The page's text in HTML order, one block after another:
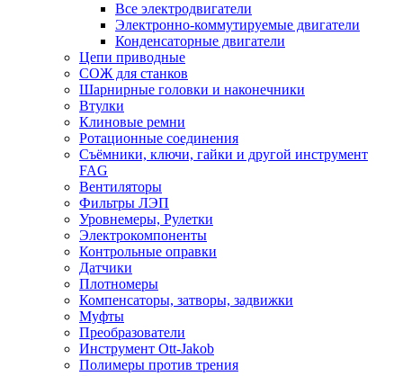
Все электродвигатели
Электронно-коммутируемые двигатели
Конденсаторные двигатели
Цепи приводные
СОЖ для станков
Шарнирные головки и наконечники
Втулки
Клиновые ремни
Ротационные соединения
Съёмники, ключи, гайки и другой инструмент
FAG
Вентиляторы
Фильтры ЛЭП
Уровнемеры, Рулетки
Электрокомпоненты
Контрольные оправки
Датчики
Плотномеры
Компенсаторы, затворы, задвижки
Муфты
Преобразователи
Инструмент Ott-Jakob
Полимеры против трения